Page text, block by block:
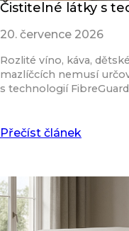
Čistitelné látky s
20. července 2026
Rozlité víno, káva,
mazlíčcích nemusí
s technologií
Přečíst článek